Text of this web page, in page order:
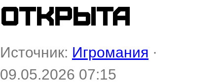
открыта
Источник: Игромания ·
09.05.2026 07:15